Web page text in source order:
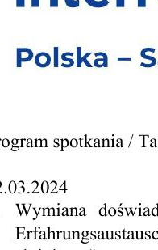
kryzysowe
Piechowicki
komunalny
obywatelski